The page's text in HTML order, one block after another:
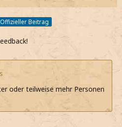
Offizieller Beitrag
oder teilweise mehr Personen